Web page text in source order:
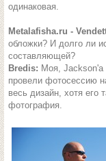
одинаковая.
Metalafisha.ru -
обложки? И долго ли
составляющей?
Bredis: Моя,
провели фотосессию
весь дизайн, хотя его
фотография.